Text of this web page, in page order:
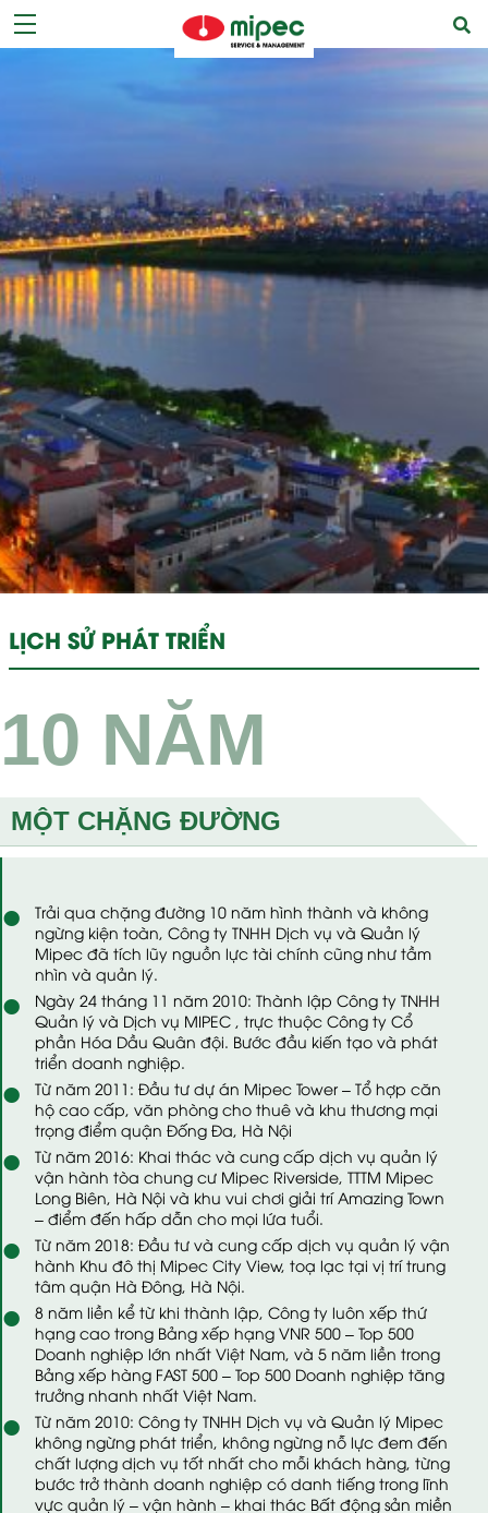
LỊCH SỬ PHÁT TRIỂN
10 NĂM
MỘT CHẶNG ĐƯỜNG
Trải qua chặng đường 10 năm hình thành và không
ngừng kiện toàn, Công ty TNHH Dịch vụ và Quản lý
Mipec đã tích lũy nguồn lực tài chính cũng như tầm
nhìn và quản lý.
Ngày 24 tháng 11 năm 2010: Thành lập Công ty TNHH
Quản lý và Dịch vụ MIPEC , trực thuộc Công ty Cổ
phần Hóa Dầu Quân đội. Bước đầu kiến tạo và phát
triển doanh nghiệp.
Từ năm 2011: Đầu tư dự án Mipec Tower – Tổ hợp căn
hộ cao cấp, văn phòng cho thuê và khu thương mại
trọng điểm quận Đống Đa, Hà Nội
Từ năm 2016: Khai thác và cung cấp dịch vụ quản lý
vận hành tòa chung cư Mipec Riverside, TTTM Mipec
Long Biên, Hà Nội và khu vui chơi giải trí Amazing Town
– điểm đến hấp dẫn cho mọi lứa tuổi.
Từ năm 2018: Đầu tư và cung cấp dịch vụ quản lý vận
hành Khu đô thị Mipec City View, toạ lạc tại vị trí trung
tâm quận Hà Đông, Hà Nội.
8 năm liền kể từ khi thành lập, Công ty luôn xếp thứ
hạng cao trong Bảng xếp hạng VNR 500 – Top 500
Doanh nghiệp lớn nhất Việt Nam, và 5 năm liền trong
Bảng xếp hàng FAST 500 – Top 500 Doanh nghiệp tăng
trưởng nhanh nhất Việt Nam.
Từ năm 2010: Công ty TNHH Dịch vụ và Quản lý Mipec
không ngừng phát triển, không ngừng nỗ lực đem đến
chất lượng dịch vụ tốt nhất cho mỗi khách hàng, từng
bước trở thành doanh nghiệp có danh tiếng trong lĩnh
vực quản lý – vận hành – khai thác Bất động sản miền